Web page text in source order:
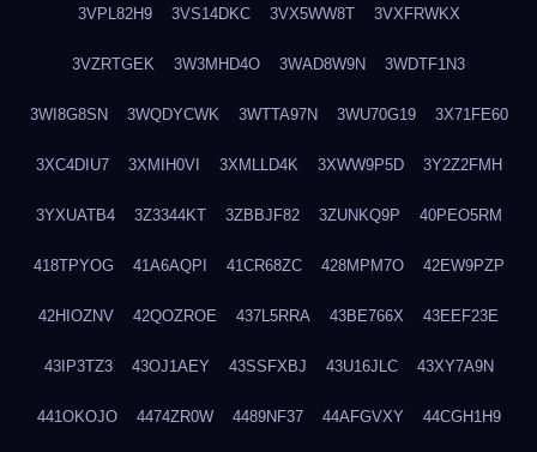
3VPL82H9 3VS14DKC 3VX5WW8T 3VXFRWKX
3VZRTGEK 3W3MHD4O 3WAD8W9N 3WDTF1N3
3WI8G8SN 3WQDYCWK 3WTTA97N 3WU70G19 3X71FE60
3XC4DIU7 3XMIH0VI 3XMLLD4K 3XWW9P5D 3Y2Z2FMH
3YXUATB4 3Z3344KT 3ZBBJF82 3ZUNKQ9P 40PEO5RM
418TPYOG 41A6AQPI 41CR68ZC 428MPM7O 42EW9PZP
42HIOZNV 42QOZROE 437L5RRA 43BE766X 43EEF23E
43IP3TZ3 43OJ1AEY 43SSFXBJ 43U16JLC 43XY7A9N
441OKOJO 4474ZR0W 4489NF37 44AFGVXY 44CGH1H9